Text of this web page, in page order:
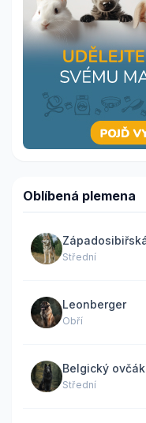
Oblíbená plemena
Střední
Leonberger
Obří
Belgický
Střední